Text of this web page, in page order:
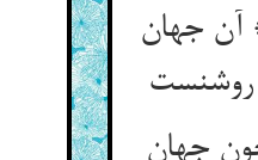
جهان
روشنست
جهان